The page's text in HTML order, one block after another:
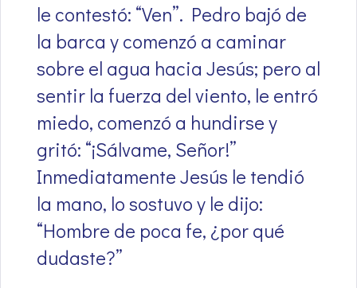
le contestó: “Ven”. Pedro bajó de
la barca y comenzó a caminar
sobre el agua hacia Jesús; pero al
sentir la fuerza del viento, le entró
miedo, comenzó a hundirse y
gritó: “¡Sálvame, Señor!”
Inmediatamente Jesús le tendió
la mano, lo sostuvo y le dijo:
“Hombre de poca fe, ¿por qué
dudaste?”